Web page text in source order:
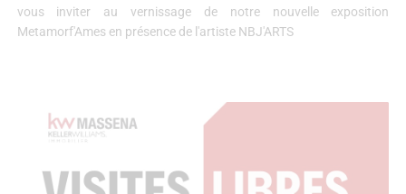
vous inviter au vernissage de notre nouvelle exposition
Metamorf'Ames en présence de l'artiste NBJ'ARTS